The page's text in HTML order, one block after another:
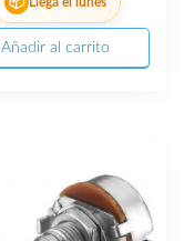
Añadir al carrito